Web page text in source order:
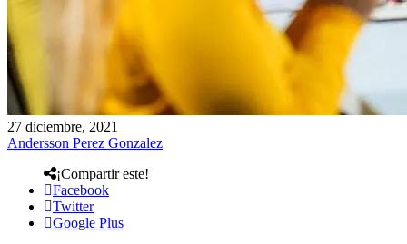
27 diciembre, 2021
Andersson Perez Gonzalez
¡Compartir este!
Facebook
Twitter
Google Plus